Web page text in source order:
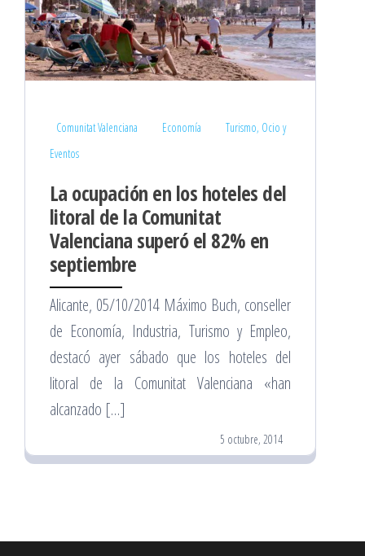
Comunitat Valenciana Economía
Turismo, Ocio y
Eventos
La ocupación en los hoteles del
litoral de la Comunitat
Valenciana superó el 82% en
septiembre
Alicante, 05/10/2014 Máximo Buch, conseller
de Economía, Industria, Turismo y Empleo,
destacó ayer sábado que los hoteles del
litoral de la Comunitat Valenciana «han
alcanzado […]
5 octubre, 2014